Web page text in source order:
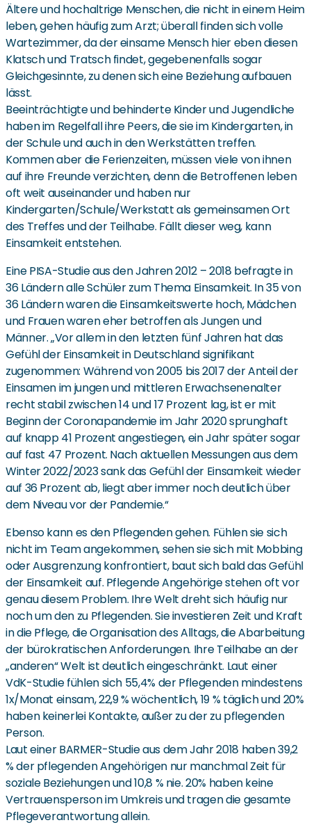
Ältere und hochaltrige Menschen, die nicht in einem Heim
leben, gehen häufig zum Arzt; überall finden sich volle
Wartezimmer, da der einsame Mensch hier eben diesen
Klatsch und Tratsch findet, gegebenenfalls sogar
Gleichgesinnte, zu denen sich eine Beziehung aufbauen
lässt.
Beeinträchtigte und behinderte Kinder und Jugendliche
haben im Regelfall ihre Peers, die sie im Kindergarten, in
der Schule und auch in den Werkstätten treffen.
Kommen aber die Ferienzeiten, müssen viele von ihnen
auf ihre Freunde verzichten, denn die Betroffenen leben
oft weit auseinander und haben nur
Kindergarten/Schule/Werkstatt als gemeinsamen Ort
des Treffes und der Teilhabe. Fällt dieser weg, kann
Einsamkeit entstehen.
Eine PISA-Studie aus den Jahren 2012 – 2018 befragte in
36 Ländern alle Schüler zum Thema Einsamkeit. In 35 von
36 Ländern waren die Einsamkeitswerte hoch, Mädchen
und Frauen waren eher betroffen als Jungen und
Männer. „Vor allem in den letzten fünf Jahren hat das
Gefühl der Einsamkeit in Deutschland signifikant
zugenommen: Während von 2005 bis 2017 der Anteil der
Einsamen im jungen und mittleren Erwachsenenalter
recht stabil zwischen 14 und 17 Prozent lag, ist er mit
Beginn der Coronapandemie im Jahr 2020 sprunghaft
auf knapp 41 Prozent angestiegen, ein Jahr später sogar
auf fast 47 Prozent. Nach aktuellen Messungen aus dem
Winter 2022/2023 sank das Gefühl der Einsamkeit wieder
auf 36 Prozent ab, liegt aber immer noch deutlich über
dem Niveau vor der Pandemie.“
Ebenso kann es den Pflegenden gehen. Fühlen sie sich
nicht im Team angekommen, sehen sie sich mit Mobbing
oder Ausgrenzung konfrontiert, baut sich bald das Gefühl
der Einsamkeit auf. Pflegende Angehörige stehen oft vor
genau diesem Problem. Ihre Welt dreht sich häufig nur
noch um den zu Pflegenden. Sie investieren Zeit und Kraft
in die Pflege, die Organisation des Alltags, die Abarbeitung
der bürokratischen Anforderungen. Ihre Teilhabe an der
„anderen“ Welt ist deutlich eingeschränkt. Laut einer
VdK-Studie fühlen sich 55,4% der Pflegenden mindestens
1x/Monat einsam, 22,9 % wöchentlich, 19 % täglich und 20%
haben keinerlei Kontakte, außer zu der zu pflegenden
Person.
Laut einer BARMER-Studie aus dem Jahr 2018 haben 39,2
% der pflegenden Angehörigen nur manchmal Zeit für
soziale Beziehungen und 10,8 % nie. 20% haben keine
Vertrauensperson im Umkreis und tragen die gesamte
Pflegeverantwortung allein.